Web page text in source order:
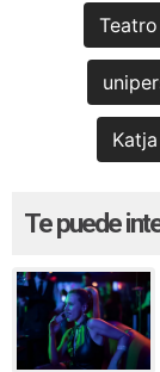
Teatro
Te puede